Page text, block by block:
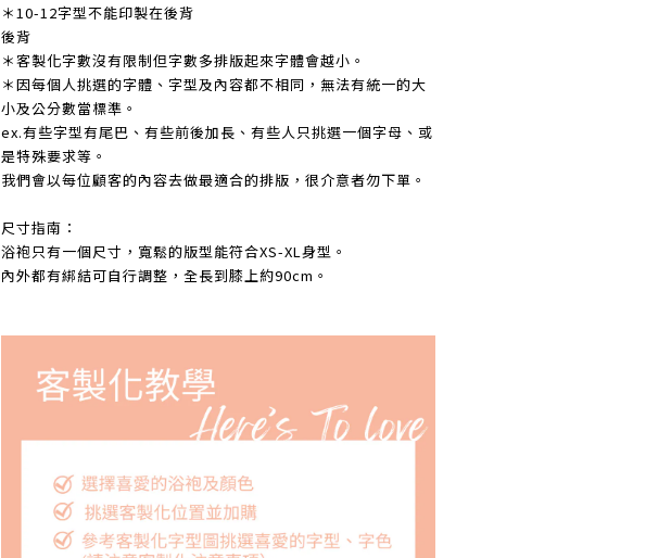
＊10-12字型不能印製在後背
後背
＊客製化字數沒有限制但字數多排版起來字體會越小。
＊因每個人挑選的字體、字型及內容都不相同，無法有統一的大
小及公分數當標準。
ex.有些字型有尾巴、有些前後加長、有些人只挑選一個字母、或
是特殊要求等。
我們會以每位顧客的內容去做最適合的排版，很介意者勿下單。
尺寸指南：
浴袍只有一個尺寸，寬鬆的版型能符合XS-XL身型。
內外都有綁結可自行調整，全長到膝上約90cm。